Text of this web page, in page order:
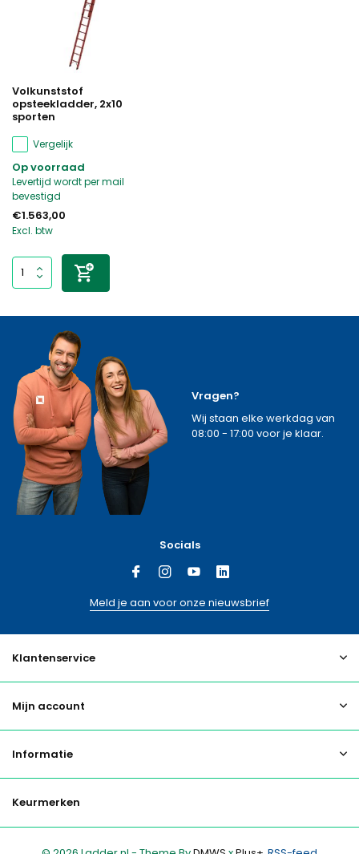
Volkunststof
opsteekladder, 2x10
sporten
Vergelijk
Op voorraad
Levertijd wordt per mail
bevestigd
€1.563,00
Excl. btw
Vragen?
Wij staan elke werkdag van
08:00 - 17:00 voor je klaar.
Socials
Meld je aan voor onze nieuwsbrief
Klantenservice
Mijn account
Informatie
Keurmerken